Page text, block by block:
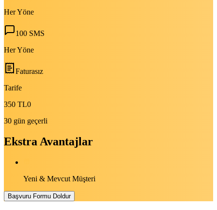
Her Yöne
100 SMS
Her Yöne
Faturasız
Tarife
350 TL0
30 gün geçerli
Ekstra Avantajlar
Yeni & Mevcut Müşteri
Başvuru Formu Doldur